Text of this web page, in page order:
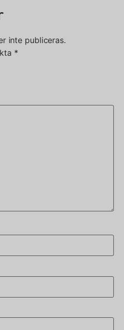
inte publiceras.
*